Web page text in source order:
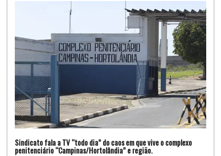
Sindicato fala a TV “todo dia” do caos em que vive o complexo
penitenciário “Campinas/Hortolândia” e região.